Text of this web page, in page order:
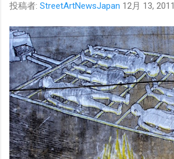
投稿者: StreetArtNewsJapan 12月 13, 2011